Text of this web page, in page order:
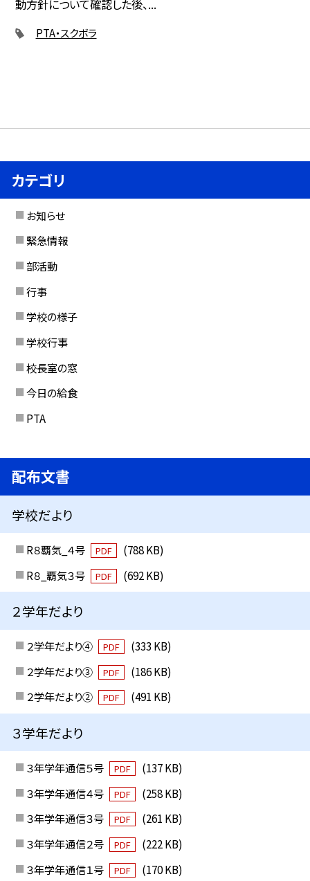
動方針について確認した後、...
PTA・スクボラ
カテゴリ
お知らせ
緊急情報
部活動
行事
学校の様子
学校行事
校長室の窓
今日の給食
PTA
配布文書
学校だより
R８覇気_４号 PDF
(788 KB)
R８_覇気３号
PDF (692 KB)
２学年だより
２学年だより④ PDF
(333 KB)
２学年だより③
PDF
(186 KB)
２学年だより②
PDF (491 KB)
３学年だより
３年学年通信５号 PDF
(137 KB)
３年学年通信４号
PDF
(258 KB)
３年学年通信３号
PDF
(261 KB)
３年学年通信２号
PDF
(222 KB)
３年学年通信１号
PDF (170 KB)